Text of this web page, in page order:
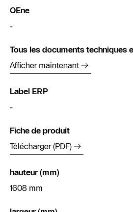
OEne
-
Tous les documents techniques
Afficher maintenant
Label ERP
-
Fiche de produit
Télécharger (PDF)
hauteur (mm)
1608 mm